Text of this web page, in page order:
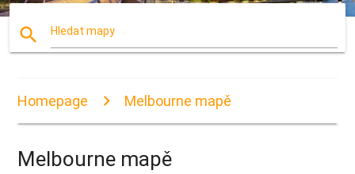
search Hledat mapy
Homepage Melbourne mapě
Melbourne mapě